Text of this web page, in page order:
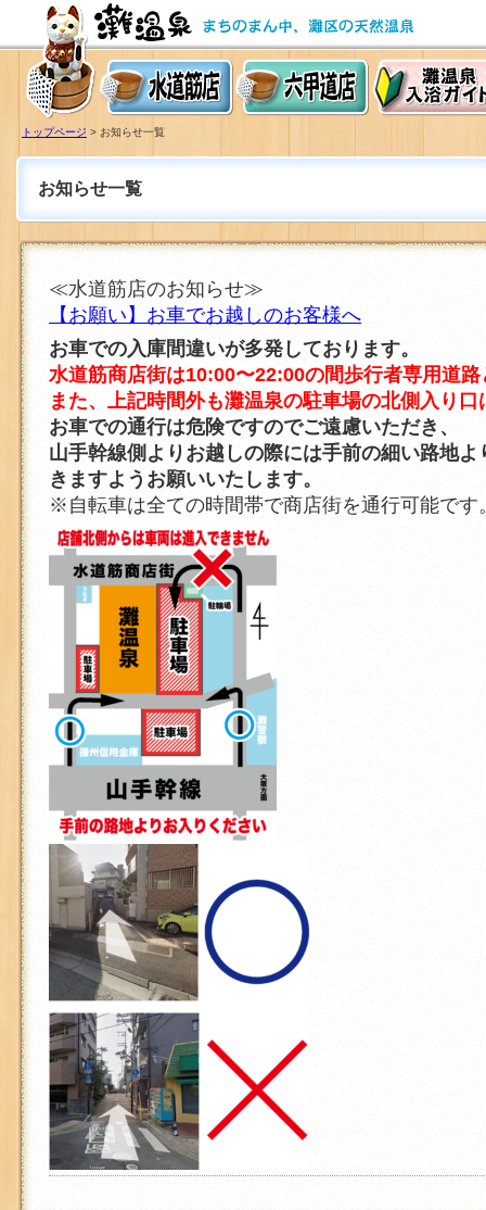
トップページ > お知らせ一覧
お知らせ一覧
≪水道筋店のお知らせ≫
【お願い】お車でお越しのお客様へ
お車での入庫間違いが多発しております。
水道筋商店街は10:00〜22:00の間歩行者専用道
また、上記時間外も灘温泉の駐車場の北側入り
お車での通行は危険ですのでご遠慮いただき、
山手幹線側よりお越しの際には手前の細い路地
きますようお願いいたします。
※自転車は全ての時間帯で商店街を通行可能です